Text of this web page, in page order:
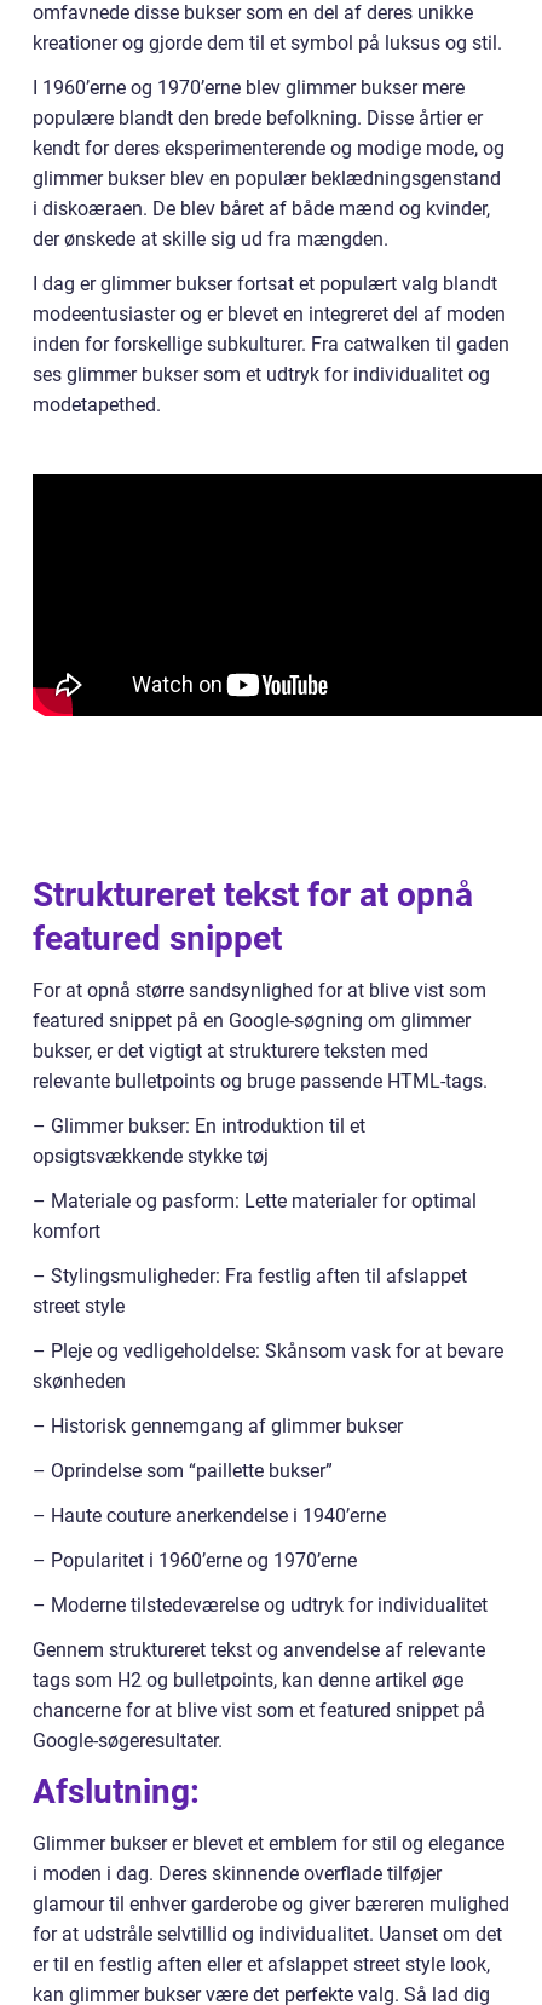
omfavnede disse bukser som en del af deres unikke
kreationer og gjorde dem til et symbol på luksus og stil.
I 1960’erne og 1970’erne blev glimmer bukser mere
populære blandt den brede befolkning. Disse årtier er
kendt for deres eksperimenterende og modige mode, og
glimmer bukser blev en populær beklædningsgenstand
i diskoæraen. De blev båret af både mænd og kvinder,
der ønskede at skille sig ud fra mængden.
I dag er glimmer bukser fortsat et populært valg blandt
modeentusiaster og er blevet en integreret del af moden
inden for forskellige subkulturer. Fra catwalken til gaden
ses glimmer bukser som et udtryk for individualitet og
modetapethed.
Struktureret tekst for at opnå
featured snippet
For at opnå større sandsynlighed for at blive vist som
featured snippet på en Google-søgning om glimmer
bukser, er det vigtigt at strukturere teksten med
relevante bulletpoints og bruge passende HTML-tags.
– Glimmer bukser: En introduktion til et
opsigtsvækkende stykke tøj
– Materiale og pasform: Lette materialer for optimal
komfort
– Stylingsmuligheder: Fra festlig aften til afslappet
street style
– Pleje og vedligeholdelse: Skånsom vask for at bevare
skønheden
– Historisk gennemgang af glimmer bukser
– Oprindelse som “paillette bukser”
– Haute couture anerkendelse i 1940’erne
– Popularitet i 1960’erne og 1970’erne
– Moderne tilstedeværelse og udtryk for individualitet
Gennem struktureret tekst og anvendelse af relevante
tags som H2 og bulletpoints, kan denne artikel øge
chancerne for at blive vist som et featured snippet på
Google-søgeresultater.
Afslutning:
Glimmer bukser er blevet et emblem for stil og elegance
i moden i dag. Deres skinnende overflade tilføjer
glamour til enhver garderobe og giver bæreren mulighed
for at udstråle selvtillid og individualitet. Uanset om det
er til en festlig aften eller et afslappet street style look,
kan glimmer bukser være det perfekte valg. Så lad dig